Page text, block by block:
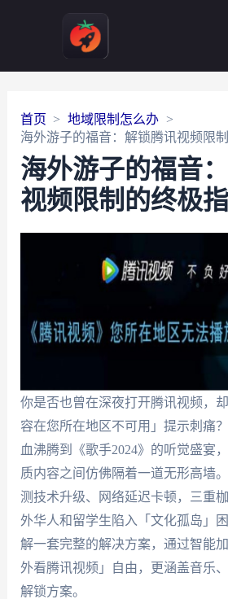
首页
地域限制怎么办
海外游子的福音：解锁腾讯视频限
海外游子的福音
视频限制的终极
你是否也曾在深夜打开腾讯视频，
容在您所在地区不可用」提示刺痛
血沸腾到《歌手2024》的听觉盛宴
质内容之间仿佛隔着一道无形高墙
测技术升级、网络延迟卡顿，三重
外华人和留学生陷入「文化孤岛」
解一套完整的解决方案，通过智能
外看腾讯视频」自由，更涵盖音乐
解锁方案。